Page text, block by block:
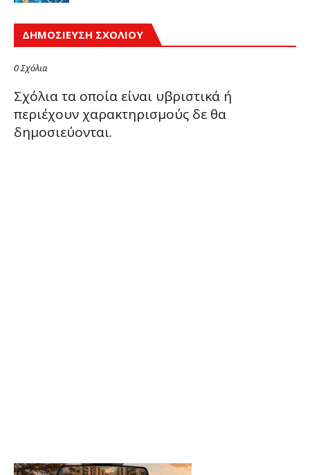
ΔΗΜΟΣΊΕΥΣΗ ΣΧΟΛΊΟΥ
0 Σχόλια
Σχόλια τα οποία είναι υβριστικά ή
περιέχουν χαρακτηρισμούς δε θα
δημοσιεύονται.